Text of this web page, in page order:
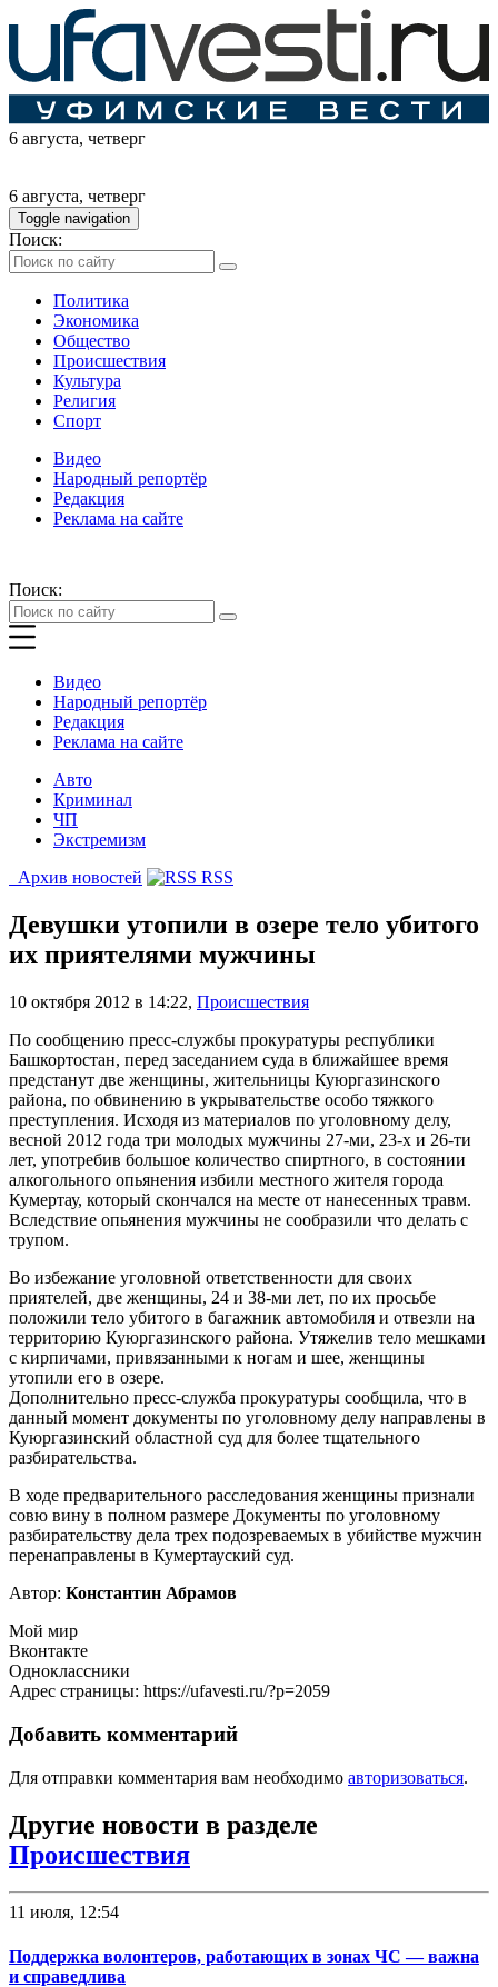
6 августа, четверг
6 августа, четверг
Toggle navigation
Поиск:
Политика
Экономика
Общество
Происшествия
Культура
Религия
Спорт
Видео
Народный репортёр
Редакция
Реклама на сайте
Поиск:
Видео
Народный репортёр
Редакция
Реклама на сайте
Авто
Криминал
ЧП
Экстремизм
Архив новостей
RSS
Девушки утопили в озере тело убитого
их приятелями мужчины
10 октября 2012 в 14:22, Происшествия
По сообщению пресс-службы прокуратуры республики
Башкортостан, перед заседанием суда в ближайшее время
предстанут две женщины, жительницы Куюргазинского
района, по обвинению в укрывательстве особо тяжкого
преступления. Исходя из материалов по уголовному делу,
весной 2012 года три молодых мужчины 27-ми, 23-х и 26-ти
лет, употребив большое количество спиртного, в состоянии
алкогольного опьянения избили местного жителя города
Кумертау, который скончался на месте от нанесенных травм.
Вследствие опьянения мужчины не сообразили что делать с
трупом.
Во избежание уголовной ответственности для своих
приятелей, две женщины, 24 и 38-ми лет, по их просьбе
положили тело убитого в багажник автомобиля и отвезли на
территорию Куюргазинского района. Утяжелив тело мешками
с кирпичами, привязанными к ногам и шее, женщины
утопили его в озере.
Дополнительно пресс-служба прокуратуры сообщила, что в
данный момент документы по уголовному делу направлены в
Куюргазинский областной суд для более тщательного
разбирательства.
В ходе предварительного расследования женщины признали
совю вину в полном размере Документы по уголовному
разбирательству дела трех подозреваемых в убийстве мужчин
перенаправлены в Кумертауский суд.
Автор: Константин Абрамов
Мой мир
Вконтакте
Одноклассники
Адрес страницы: https://ufavesti.ru/?p=2059
Добавить комментарий
Для отправки комментария вам необходимо авторизоваться.
Другие новости в разделе
Происшествия
11 июля, 12:54
Поддержка волонтеров, работающих в зонах ЧС — важна
и справедлива